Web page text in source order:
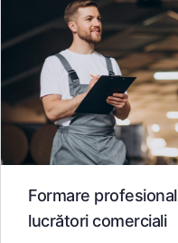
Formare
lucrători comerciali